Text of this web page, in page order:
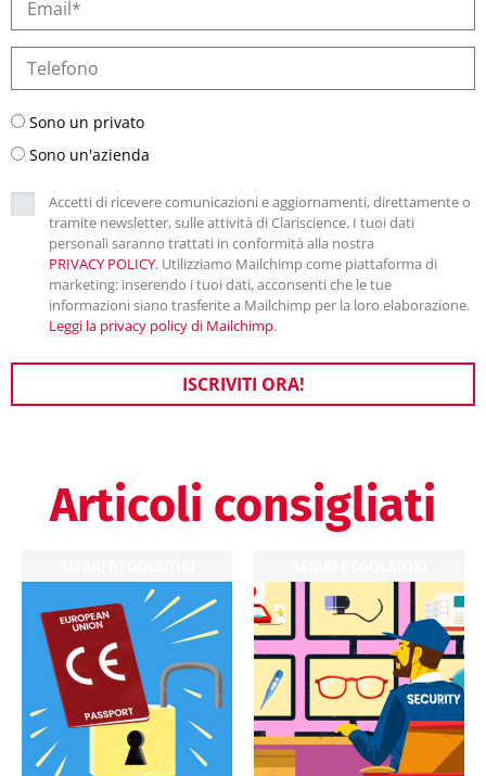
Sono un privato
Sono un'azienda
Accetti di ricevere comunicazioni e aggiornamenti, direttamente o
tramite newsletter, sulle attività di Clariscience. I tuoi dati
personali saranno trattati in conformità alla nostra
PRIVACY POLICY. Utilizziamo Mailchimp come piattaforma di
marketing: inserendo i tuoi dati, acconsenti che le tue
informazioni siano trasferite a Mailchimp per la loro elaborazione.
Leggi la privacy policy di Mailchimp.
ISCRIVITI ORA!
Articoli consigliati